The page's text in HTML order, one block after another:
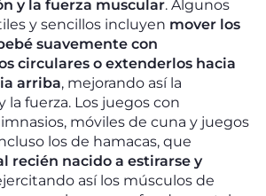
y la fuerza muscular. Algunos
y sencillos incluyen mover los
suavemente con
circulares o extenderlos hacia
arriba, mejorando así la
la fuerza. Los juegos con
móviles de cuna y juegos
los de hamacas, que
recién nacido a estirarse y
así los músculos de